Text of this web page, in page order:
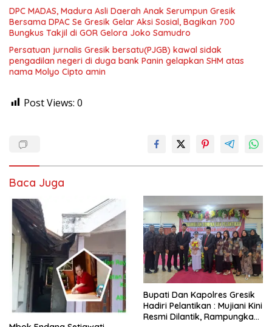
DPC MADAS, Madura Asli Daerah Anak Serumpun Gresik
Bersama DPAC Se Gresik Gelar Aksi Sosial, Bagikan 700
Bungkus Takjil di GOR Gelora Joko Samudro
Persatuan jurnalis Gresik bersatu(PJGB) kawal sidak
pengadilan negeri di duga bank Panin gelapkan SHM atas
nama Molyo Cipto amin
Post Views: 0
Baca Juga
​Bupati Dan Kapolres Gresik
Hadiri Pelantikan : Mujiani Kini
Resmi Dilantik, Rampungkan